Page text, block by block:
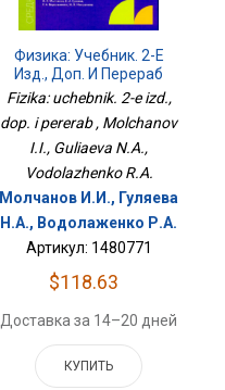
Физика: Учебник. 2-Е
Изд., Доп. И Перераб
Fizika: uchebnik. 2-e izd.,
dop. i pererab , Molchanov
I.I., Guliaeva N.A.,
Vodolazhenko R.A.
Молчанов И.И., Гуляева
Н.А., Водолаженко Р.А.
Артикул: 1480771
$118.63
Доставка за 14–20 дней
КУПИТЬ